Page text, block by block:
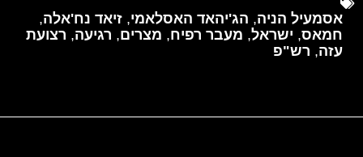
אסמעיל הניה, הג'יהאד האסלאמי, זיאד נח'אלה,
חמאס, ישראל, מעבר רפיח, מצרים, רגיעה, רצועת
עזה, רש"פ